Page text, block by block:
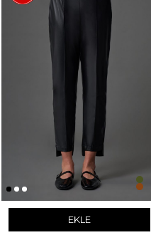
EKLE